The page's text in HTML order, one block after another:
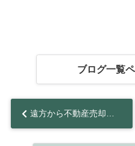
ブログ一覧